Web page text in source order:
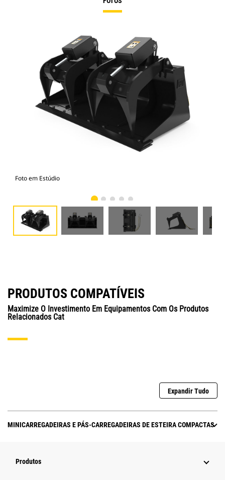
Foto em Estúdio
PRODUTOS COMPATÍVEIS
Maximize O Investimento Em Equipamentos Com Os Produtos
Relacionados Cat
Expandir Tudo
MINICARREGADEIRAS E PÁS-CARREGADEIRAS DE ESTEIRA COMPACTAS
Produtos